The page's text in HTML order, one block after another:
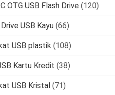
OTG USB Flash Drive (120)
Drive USB Kayu (66)
USB plastik (108)
Kartu Kredit (38)
USB Kristal (71)